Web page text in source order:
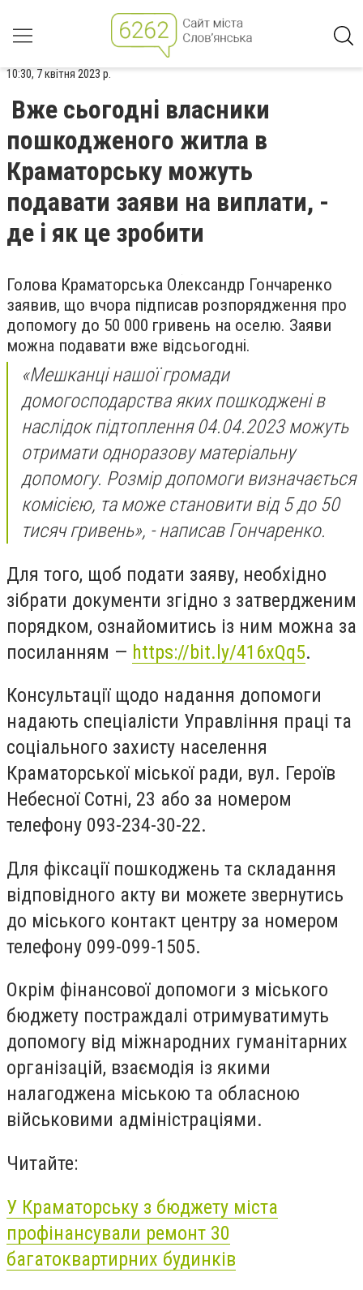
10:30, 7 квітня 2023 р.
Вже сьогодні власники
пошкодженого житла в
Краматорську можуть
подавати заяви на виплати, -
де і як це зробити
Голова Краматорська Олександр Гончаренко
заявив, що вчора підписав розпорядження про
допомогу до 50 000 гривень на оселю. Заяви
можна подавати вже відсьогодні.
«Мешканці нашої громади
домогосподарства яких пошкоджені в
наслідок підтоплення 04.04.2023 можуть
отримати одноразову матеріальну
допомогу. Розмір допомоги визначається
комісією, та може становити від 5 до 50
тисяч гривень», - написав Гончаренко.
Для того, щоб подати заяву, необхідно
зібрати документи згідно з затвердженим
порядком, ознайомитись із ним можна за
посиланням — https://bit.ly/416xQq5.
Консультації щодо надання допомоги
надають спеціалісти Управління праці та
соціального захисту населення
Краматорської міської ради, вул. Героїв
Небесної Сотні, 23 або за номером
телефону 093-234-30-22.
Для фіксації пошкоджень та складання
відповідного акту ви можете звернутись
до міського контакт центру за номером
телефону 099-099-1505.
Окрім фінансової допомоги з міського
бюджету постраждалі отримуватимуть
допомогу від міжнародних гуманітарних
організацій, взаємодія із якими
налагоджена міською та обласною
військовими адміністраціями.
Читайте:
У Краматорську з бюджету міста
профінансували ремонт 30
багатоквартирних будинків